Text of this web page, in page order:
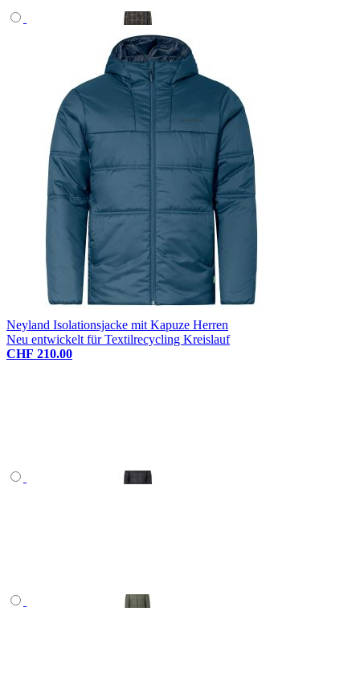
Neyland Isolationsjacke mit Kapuze Herren
Neu entwickelt für Textilrecycling Kreislauf
CHF 210.00